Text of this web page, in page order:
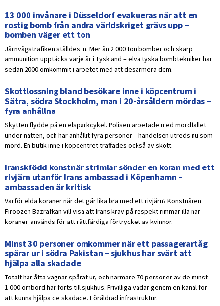
13 000 invånare i Düsseldorf evakueras när att en
rostig bomb från andra världskriget grävs upp –
bomben väger ett ton
Järnvägstrafiken ställdes in. Mer än 2 000 ton bomber och skarp
ammunition upptäcks varje år i Tyskland – elva tyska bombtekniker har
sedan 2000 omkommit i arbetet med att desarmera dem.
Skottlossning bland besökare inne i köpcentrum i
Sätra, södra Stockholm, man i 20-årsåldern mördas –
fyra anhållna
Skytten flydde på en elsparkcykel. Polisen arbetade med mordfallet
under natten, och har anhållit fyra personer – händelsen utreds nu som
mord. En butik inne i köpcentret träffades också av skott.
Iranskfödd konstnär strimlar sönder en koran med ett
rivjärn utanför Irans ambassad i Köpenhamn –
ambassaden är kritisk
Varför elda koraner när det går lika bra med ett rivjärn? Konstnären
Firoozeh Bazrafkan vill visa att Irans krav på respekt rimmar illa när
koranen används för att rättfärdiga förtrycket av kvinnor.
Minst 30 personer omkommer när ett passagerartåg
spårar ur i södra Pakistan – sjukhus har svårt att
hjälpa alla skadade
Totalt har åtta vagnar spårat ur, och närmare 70 personer av de minst
1 000 ombord har förts till sjukhus. Frivilliga vadar genom en kanal för
att kunna hjälpa de skadade. Föråldrad infrastruktur.